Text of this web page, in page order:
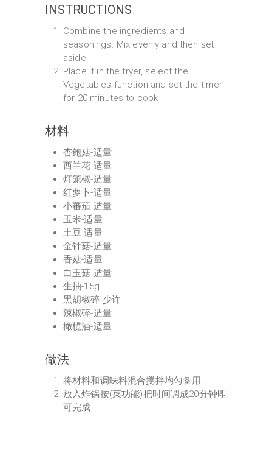
INSTRUCTIONS
Combine the ingredients and
seasonings. Mix evenly and then set
aside.
Place it in the fryer, select the
Vegetables function and set the timer
for 20 minutes to cook
材料
杏鲍菇-适量
西兰花-适量
灯笼椒-适量
红萝卜-适量
小蕃茄-适量
玉米-适量
土豆-适量
金针菇-适量
香菇-适量
白玉菇-适量
生抽-15g
黑胡椒碎-少许
辣椒碎-适量
橄榄油-适量
做法
将材料和调味料混合搅拌均匀备用.
放入炸锅按(菜功能)把时间调成20分钟即
可完成.